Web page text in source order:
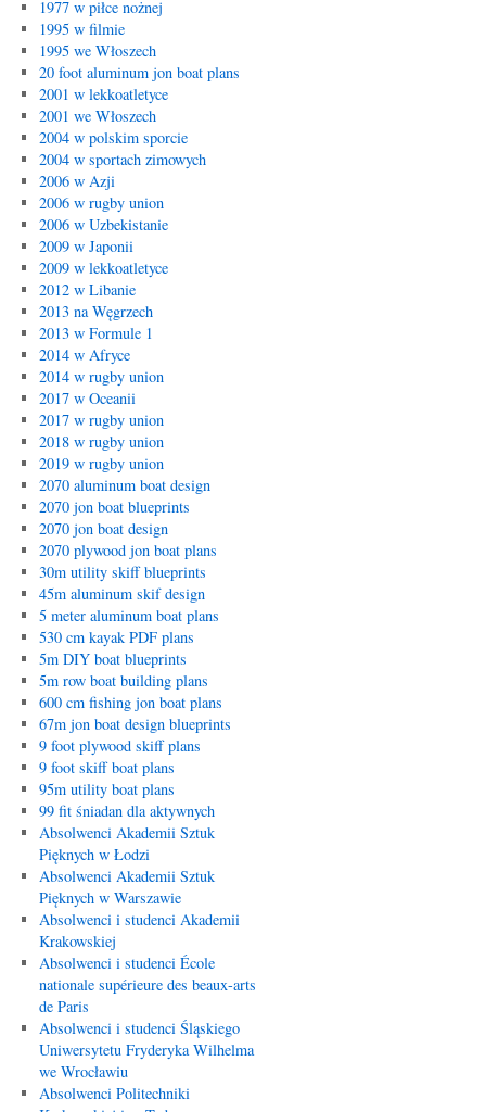
1977 w piłce nożnej
1995 w filmie
1995 we Włoszech
20 foot aluminum jon boat plans
2001 w lekkoatletyce
2001 we Włoszech
2004 w polskim sporcie
2004 w sportach zimowych
2006 w Azji
2006 w rugby union
2006 w Uzbekistanie
2009 w Japonii
2009 w lekkoatletyce
2012 w Libanie
2013 na Węgrzech
2013 w Formule 1
2014 w Afryce
2014 w rugby union
2017 w Oceanii
2017 w rugby union
2018 w rugby union
2019 w rugby union
2070 aluminum boat design
2070 jon boat blueprints
2070 jon boat design
2070 plywood jon boat plans
30m utility skiff blueprints
45m aluminum skif design
5 meter aluminum boat plans
530 cm kayak PDF plans
5m DIY boat blueprints
5m row boat building plans
600 cm fishing jon boat plans
67m jon boat design blueprints
9 foot plywood skiff plans
9 foot skiff boat plans
95m utility boat plans
99 fit śniadan dla aktywnych
Absolwenci Akademii Sztuk
Pięknych w Łodzi
Absolwenci Akademii Sztuk
Pięknych w Warszawie
Absolwenci i studenci Akademii
Krakowskiej
Absolwenci i studenci École
nationale supérieure des beaux-arts
de Paris
Absolwenci i studenci Śląskiego
Uniwersytetu Fryderyka Wilhelma
we Wrocławiu
Absolwenci Politechniki